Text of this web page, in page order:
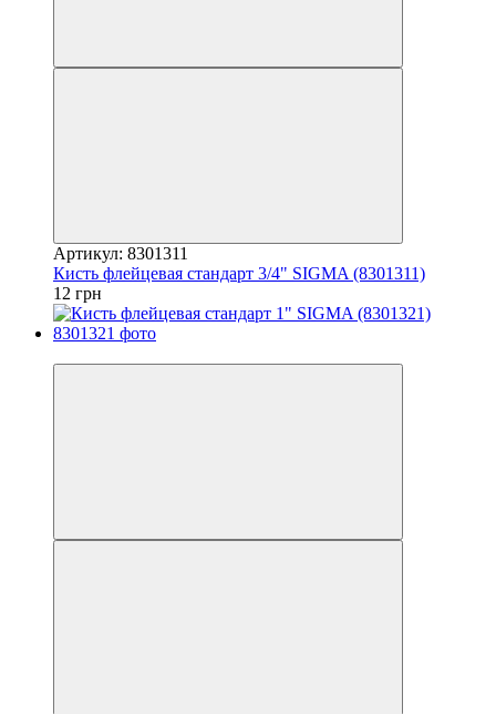
Артикул: 8301311
Кисть флейцевая стандарт 3/4" SIGMA (8301311)
12 грн